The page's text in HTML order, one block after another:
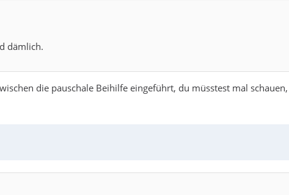
dämlich.
die pauschale Beihilfe eingeführt, du müsstest mal